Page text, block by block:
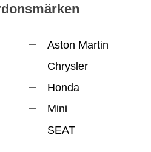
Aston Martin
Chrysler
Honda
Mini
SEAT